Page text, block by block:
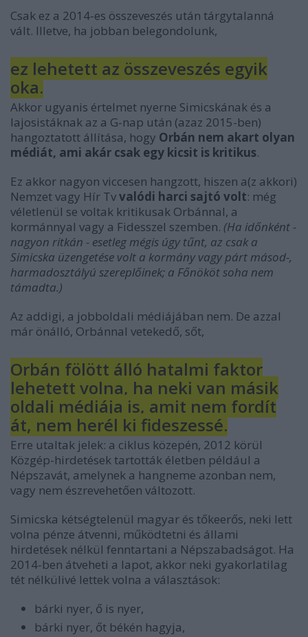
Csak ez a 2014-es összeveszés után tárgytalanná
vált. Illetve, ha jobban belegondolunk,
ez lehetett az összeveszés egyik
oka.
Akkor ugyanis értelmet nyerne Simicskának és a
lajosistáknak az a G-nap után (azaz 2015-ben)
hangoztatott állítása, hogy Orbán nem akart olyan
médiát, ami akár csak egy kicsit is kritikus.
Ez akkor nagyon viccesen hangzott, hiszen a(z akkori)
Nemzet vagy Hír Tvvalódi harci sajtó volt: még
véletlenül se voltak kritikusak Orbánnal, a
kormánnyal vagy a Fidesszel szemben. (Ha időnként -
nagyon ritkán - esetleg mégis úgy tűnt, az csak a
Simicska üzengetése volt a kormány vagy párt másod-,
harmadosztályú szereplőinek; a Főnököt soha nem
támadta.)
Az addigi, a jobboldali médiájában nem. De azzal
már önálló, Orbánnal vetekedő, sőt,
Orbán fölött álló hatalmi faktor
lehetett volna, ha neki van másik
oldali médiája is, amit nem fordít
át, nem herél ki fideszessé.
Erre utaltak jelek: a ciklus közepén, 2012 körül
Közgép-hirdetések tartották életben például a
Népszavát, amelynek a hangneme azonban nem,
vagy nem észrevehetően változott.
Simicska kétségtelenül magyar és tőkeerős, neki lett
volna pénze átvenni, működtetni és állami
hirdetések nélkül fenntartani a Népszabadságot. Ha
2014-ben átveheti a lapot, akkor neki gyakorlatilag
tét nélkülivé lettek volna a választások:
bárki nyer, ő is nyer,
bárki nyer, őt békén hagyja,